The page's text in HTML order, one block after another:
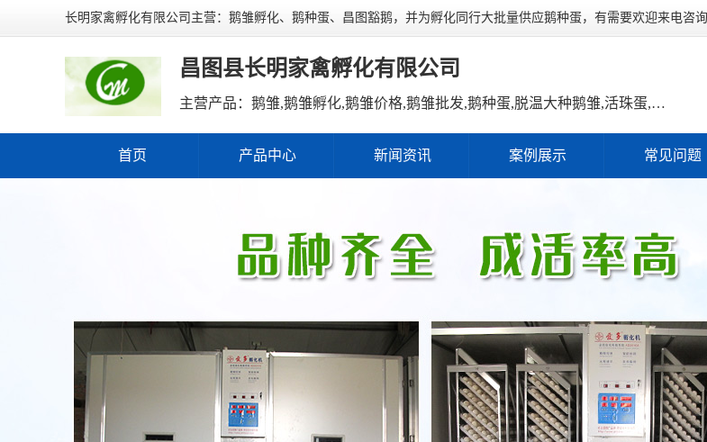
长明家禽孵化有限公司主营：鹅雏孵化、鹅种蛋、昌图豁鹅，并为孵化同行大批量供应鹅种蛋，有需要欢迎来电咨询
昌图县长明家禽孵化有限公司
主营产品：鹅雏,鹅雏孵化,鹅雏价格,鹅雏批发,鹅种蛋,脱温大种鹅雏,活珠蛋,后备种鹅等家禽产品。
首页 产品中心 新闻资讯 案例展示 常见问题